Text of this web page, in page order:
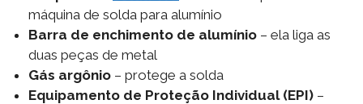
máquina de solda para alumínio
Barra de enchimento de alumínio – ela liga as
duas peças de metal
Gás argônio – protege a solda
Equipamento de Proteção Individual (EPI) –